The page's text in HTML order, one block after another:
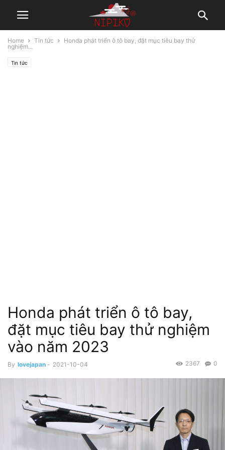
Home Tin tức
Honda phát triển ô tô bay, đặt mục tiêu bay thử
nghiệm...
Tin tức
Honda phát triển ô tô bay,
đặt mục tiêu bay thử nghiệm
vào năm 2023
By lovejapan - 2021-10-04 0
2367